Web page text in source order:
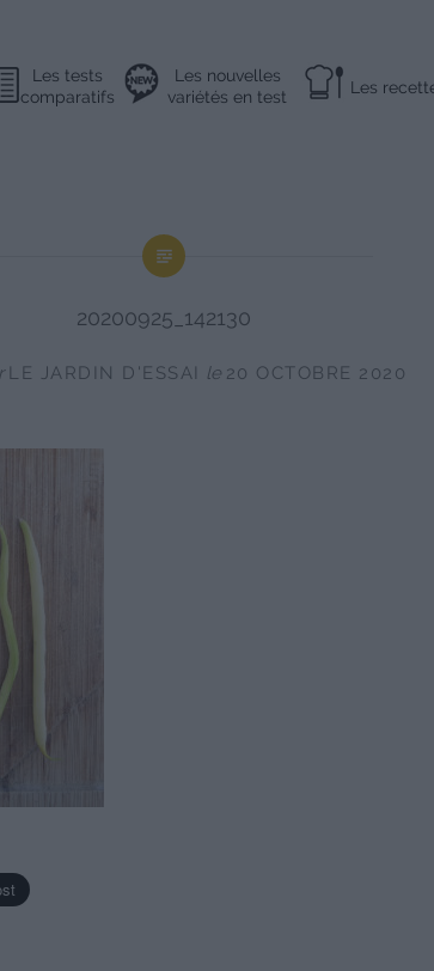
Les tests
comparatifs
Les nouvelles
variétés en test
Les
20200925_142130
LE JARDIN D'ESSAI le 20 OCTOBRE 2020